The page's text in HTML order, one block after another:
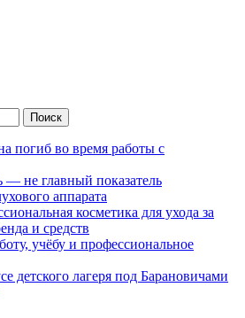
погиб во время работы с
— не главный показатель
аппарата
косметика для ухода за
и средств
учёбу и профессиональное
детского лагеря под Барановичами